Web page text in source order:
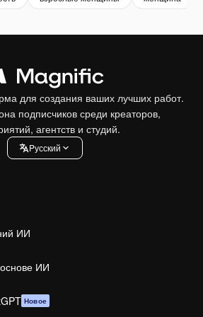
для создания ваших лучших работ.
подписчиков среди креаторов,
агентств и студий.
Pусский
ИИ
ИИ
Новое